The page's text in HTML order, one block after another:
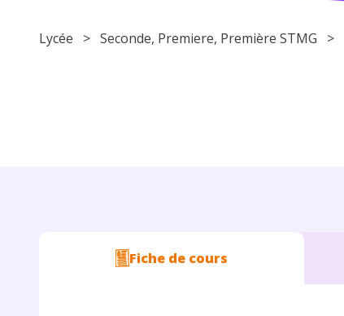
Lycée > Seconde, Premiere, Première STMG >
Fiche de cours